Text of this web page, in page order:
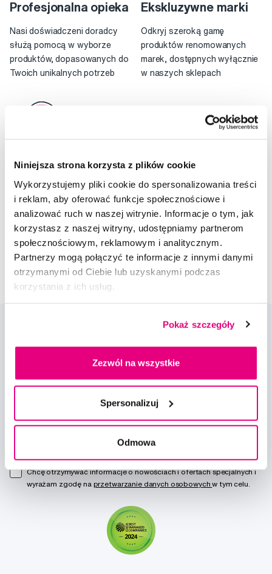
Niniejsza strona korzysta z plików cookie
Wykorzystujemy pliki cookie do spersonalizowania treści
i reklam, aby oferować funkcje społecznościowe i
analizować ruch w naszej witrynie. Informacje o tym, jak
korzystasz z naszej witryny, udostępniamy partnerom
społecznościowym, reklamowym i analitycznym.
Partnerzy mogą połączyć te informacje z innymi danymi
otrzymanymi od Ciebie lub uzyskanymi podczas
korzystania z ich usług.
Pokaż szczegóły
Zezwól na wszystkie
Spersonalizuj
Odmowa
Profesjonalna opieka
Nasi doświadczeni doradcy
służą pomocą w wyborze
produktów, dopasowanych do
Twoich unikalnych potrzeb
Ekskluzywne marki
Odkryj szeroką gamę
produktów renomowanych
marek, dostępnych wyłącznie
w naszych sklepach
Wygodne zakupy
Zajrzyj do naszego sklepu
online z darmową dostawą
Przesyłka darmowa
Jesteśmy certyfikowanym
sklepem, oferujemy program
lojalnościowy i jesteśmy już w
4 krajach
Chcę otrzymywać informacje o nowościach i ofertach specjalnych i
wyrażam zgodę na przetwarzanie danych osobowychw tym celu.